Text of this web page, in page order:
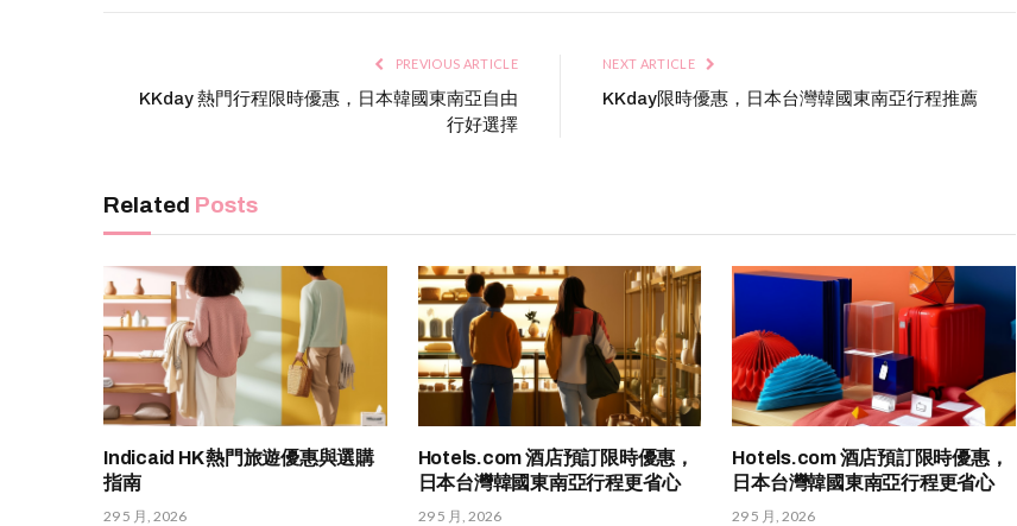
PREVIOUS ARTICLE
KKday 熱門行程限時優惠，日本韓國東南亞自由
行好選擇
NEXT ARTICLE
KKday限時優惠，日本台灣韓國東南亞行程推薦
Related Posts
Indicaid HK 熱門旅遊優惠與選購
指南
29 5 月, 2026
Hotels.com 酒店預訂限時優惠，
日本台灣韓國東南亞行程更省心
29 5 月, 2026
Hotels.com 酒店預訂限時優惠，
日本台灣韓國東南亞行程更省心
29 5 月, 2026